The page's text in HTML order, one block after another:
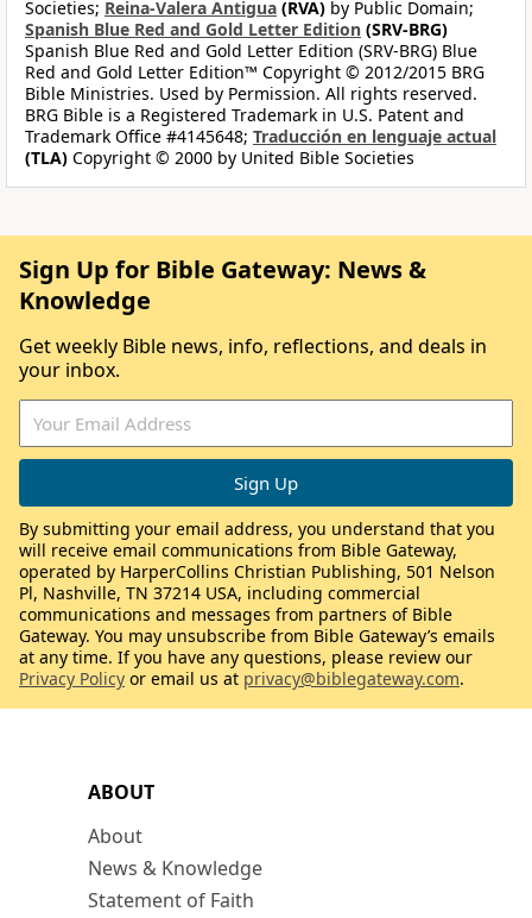
Societies; Reina-Valera Antigua (RVA) by Public Domain;
Spanish Blue Red and Gold Letter Edition (SRV-BRG)
Spanish Blue Red and Gold Letter Edition (SRV-BRG) Blue
Red and Gold Letter Edition™ Copyright © 2012/2015 BRG
Bible Ministries. Used by Permission. All rights reserved.
BRG Bible is a Registered Trademark in U.S. Patent and
Trademark Office #4145648; Traducción en lenguaje actual
(TLA) Copyright © 2000 by United Bible Societies
ABOUT
About
News & Knowledge
Statement of Faith
Sign Up for Bible Gateway: News &
Knowledge
Get weekly Bible news, info, reflections, and deals in
your inbox.
By submitting your email address, you understand that you
will receive email communications from Bible Gateway,
operated by HarperCollins Christian Publishing, 501 Nelson
Pl, Nashville, TN 37214 USA, including commercial
communications and messages from partners of Bible
Gateway. You may unsubscribe from Bible Gateway’s emails
at any time. If you have any questions, please review our
Privacy Policy or email us at privacy@biblegateway.com.